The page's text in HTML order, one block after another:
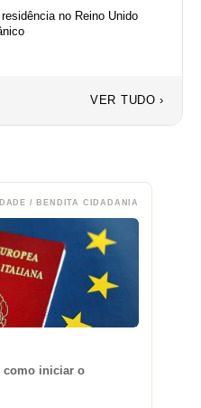
no Reino Unido
VER TUDO ›
/ BENDITA CIDADANIA
como iniciar o